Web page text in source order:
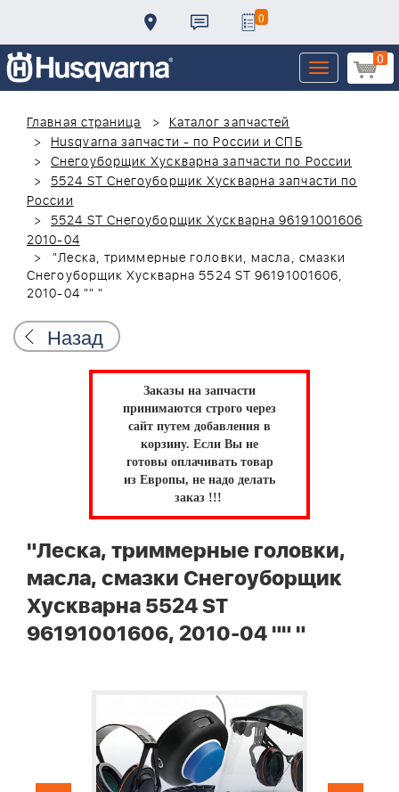
0
0
Toggle
navigation
Главная страница
Каталог запчастей
Husqvarna запчасти - по России и СПБ
Снегоуборщик Хускварна запчасти по России
5524 ST Снегоуборщик Хускварна запчасти по
России
5524 ST Снегоуборщик Хускварна 96191001606
2010-04
"Леска, триммерные головки, масла, смазки
Снегоуборщик Хускварна 5524 ST 96191001606,
2010-04 "" "
Назад
Заказы на запчасти
принимаются строго через
сайт путем добавления в
корзину. Если Вы не
готовы оплачивать товар
из Европы, не надо делать
заказ !!!
"Леска, триммерные головки,
масла, смазки Снегоуборщик
Хускварна 5524 ST
96191001606, 2010-04 "" "